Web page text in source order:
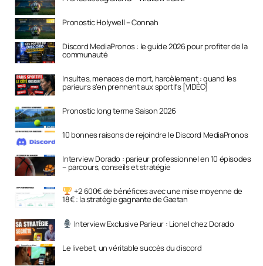
Pronostic Holywell – Connah
Discord MediaPronos : le guide 2026 pour profiter de la
communauté
Insultes, menaces de mort, harcèlement : quand les
parieurs s’en prennent aux sportifs [VIDÉO]
Pronostic long terme Saison 2026
10 bonnes raisons de rejoindre le Discord MediaPronos
Interview Dorado : parieur professionnel en 10 épisodes
– parcours, conseils et stratégie
+2 600€ de bénéfices avec une mise moyenne de
18€ : la stratégie gagnante de Gaetan
Interview Exclusive Parieur : Lionel chez Dorado
Le livebet, un véritable succès du discord